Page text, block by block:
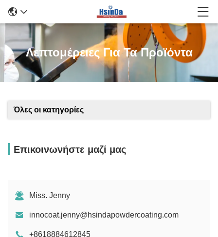
Λεπτομέρειες Για Τα Προϊόντα
Όλες οι κατηγορίες
Επικοινωνήστε μαζί μας
Miss. Jenny
innocoat.jenny@hsindapowdercoating.com
+8618884612845